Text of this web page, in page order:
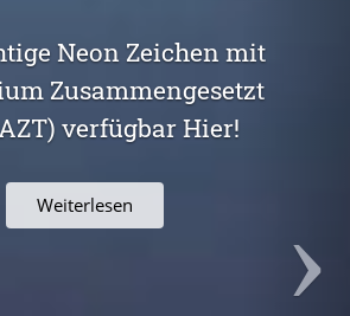
Neon Zeichen mit
Zusammengesetzt
verfügbar Hier!
Weiterlesen